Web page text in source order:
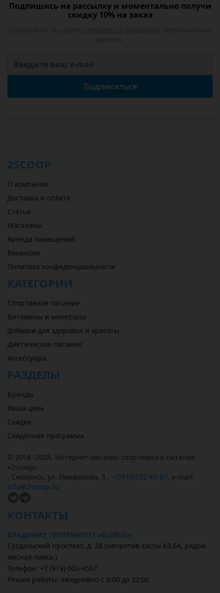
Подпишись на рассылку и моментально получи
скидку 10% на заказ
Подписаться
2SCOOP
О компании
Доставка и оплата
Статьи
Магазины
Аренда помещений
Вакансии
Политика конфиденциальности
КАТЕГОРИИ
Спортивное питание
Витамины и минералы
Добавки для здоровья и красоты
Диетическое питание
Аксессуары
РАЗДЕЛЫ
Бренды
Ваша цель
Скидки
Скидочная программа
© 2016 -2026, Интернет-магазин спортивного питания
«2scoop»
, Смоленск, ул. Памфилова, 5 , +7(910)722-45-67, e-mail:
info@2scoop.ru
КОНТАКТЫ
ВЛАДИМИР, ГИПЕРМАРКЕТ «GLOBUS»
Суздальский проспект, д. 28 (напротив кассы 63,64, рядом
мясная лавка.)
Телефон: +7 (919) 003-4567
Режим работы: ежедневно с 9:00 до 22:00